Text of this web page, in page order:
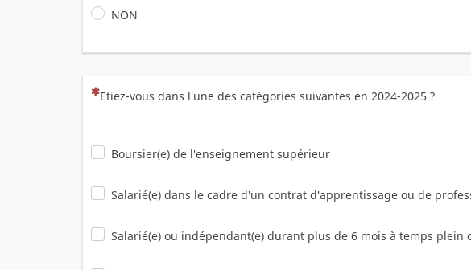
NON
(Cette question est obligatoire)
Etiez-vous dans l'une des catégories suivantes en 2024-2025 ?
Boursier(e) de l'enseignement supérieur
Salarié(e) dans le cadre d'un contrat d'apprentissage ou de
Salarié(e) ou indépendant(e) durant plus de 6 mois à temps plein